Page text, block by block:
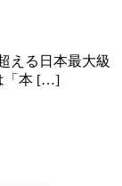
える日本最大級
「本 […]